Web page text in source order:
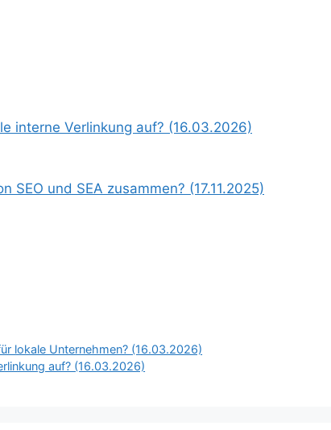
interne Verlinkung auf? (16.03.2026)
SEO und SEA zusammen? (17.11.2025)
lokale Unternehmen? (16.03.2026)
auf? (16.03.2026)